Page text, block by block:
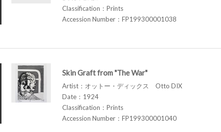
Classification：Prints
Accession Number：FP199300001038
Skin Graft from "The War"
Artist：オットー・ディックス Otto DIX
Date：1924
Classification：Prints
Accession Number：FP199300001040